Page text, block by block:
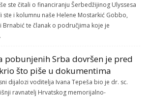
ste čitali o financiranju Šerbedžijinog Ulyssesa
ste i kolumnu naše Helene Mostarkić Gobbo,
Brnabić te članak o područjima koje je
pobunjenih Srba dovršen je pred
što piše u dokumentima
dijalozi voditelja Ivana Tepeša bio je dr. sc.
ravnatelj Hrvatskog memorijalno-